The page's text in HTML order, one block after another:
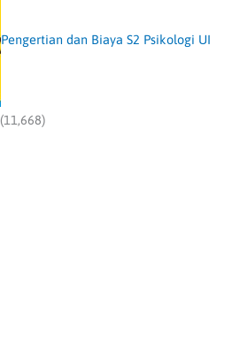
Pengertian dan Biaya S2 Psikologi UI
(11,668)